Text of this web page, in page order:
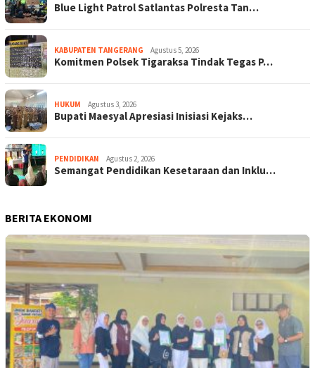
Blue Light Patrol Satlantas Polresta Tan…
KABUPATEN TANGERANG Agustus 5, 2026
Komitmen Polsek Tigaraksa Tindak Tegas P…
HUKUM Agustus 3, 2026
Bupati Maesyal Apresiasi Inisiasi Kejaks…
PENDIDIKAN Agustus 2, 2026
Semangat Pendidikan Kesetaraan dan Inklu…
BERITA EKONOMI